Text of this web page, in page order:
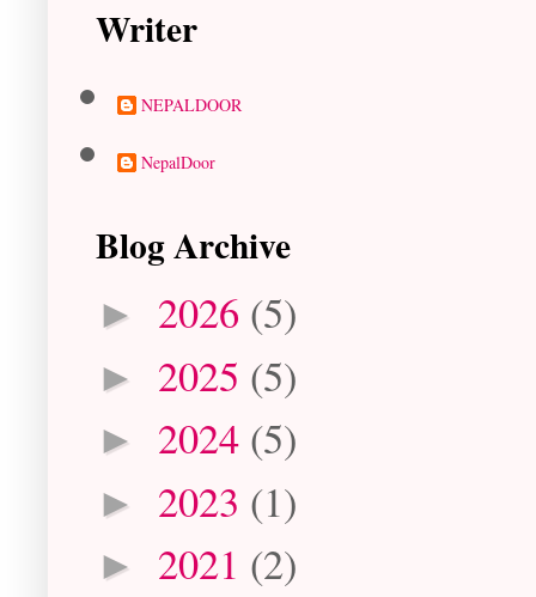
Writer
NEPALDOOR
NepalDoor
Blog Archive
► 2026 (5)
► 2025 (5)
► 2024 (5)
► 2023 (1)
► 2021 (2)